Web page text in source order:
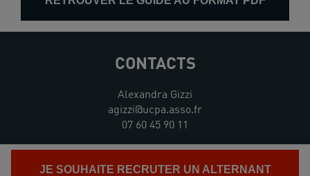
CONTACTS
Alexandra Gizzi
agizzi@ucpa.asso.fr
07 60 45 90 11
JE SOUHAITE RECRUTER UN ALTERNANT